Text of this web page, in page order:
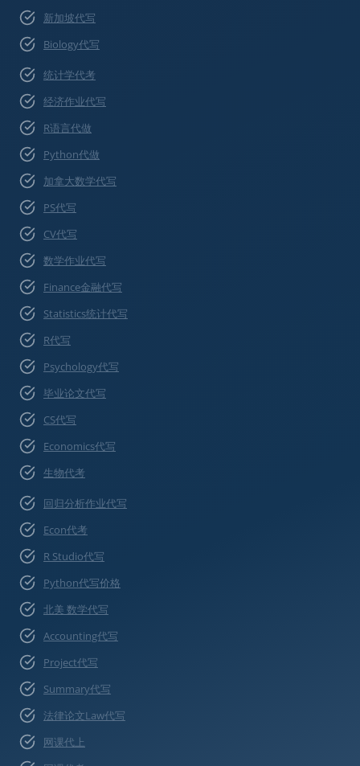
新加坡代写
Biology代写
统计学代考
经济作业代写
R语言代做
Python代做
加拿大数学代写
PS代写
CV代写
数学作业代写
Finance金融代写
Statistics统计代写
R代写
Psychology代写
毕业论文代写
CS代写
Economics代写
生物代考
回归分析作业代写
Econ代考
R Studio代写
Python代写价格
北美 数学代写
Accounting代写
Project代写
Summary代写
法律论文Law代写
网课代上